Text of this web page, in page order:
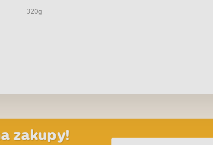
320g
zakupy!